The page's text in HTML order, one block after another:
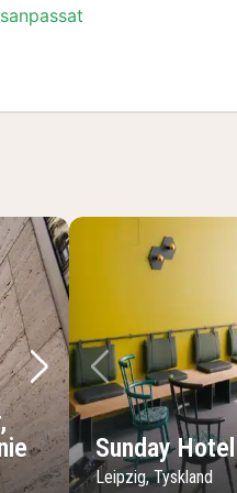
Nästa bild
Sunday
Leipzig, Tyskland